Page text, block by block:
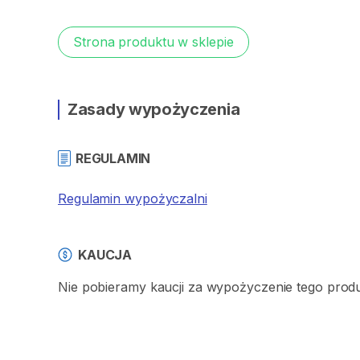
Strona produktu w sklepie
Zasady wypożyczenia
REGULAMIN
Regulamin wypożyczalni
KAUCJA
Nie pobieramy kaucji za wypożyczenie tego